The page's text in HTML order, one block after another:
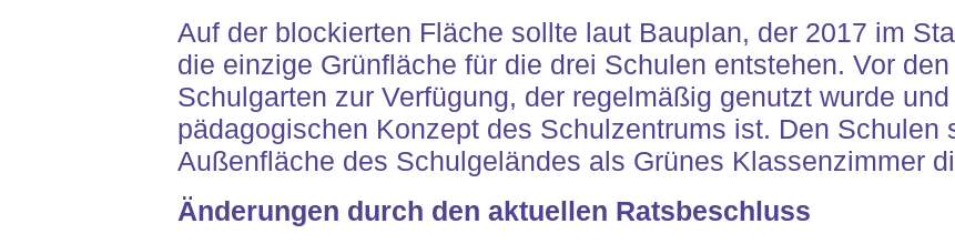
Auf der blockierten Fläche sollte laut Bauplan, der 2017 im
die einzige Grünfläche für die drei Schulen entstehen. Vor
Schulgarten zur Verfügung, der regelmäßig genutzt wurde
pädagogischen Konzept des Schulzentrums ist. Den Schulen
Außenfläche des Schulgeländes als Grünes Klassenzimmer
Änderungen durch den aktuellen Ratsbeschluss